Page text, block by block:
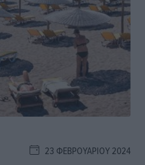
23 ΦΕΒΡΟΥΑΡΊΟΥ 2024